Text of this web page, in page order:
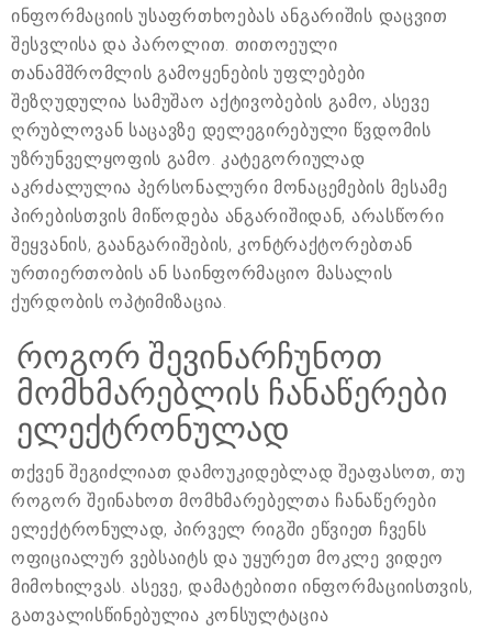
ინფორმაციის უსაფრთხოებას ანგარიშის დაცვით
შესვლისა და პაროლით. თითოეული
თანამშრომლის გამოყენების უფლებები
შეზღუდულია სამუშაო აქტივობების გამო, ასევე
ღრუბლოვან საცავზე დელეგირებული წვდომის
უზრუნველყოფის გამო. კატეგორიულად
აკრძალულია პერსონალური მონაცემების მესამე
პირებისთვის მიწოდება ანგარიშიდან, არასწორი
შეყვანის, გაანგარიშების, კონტრაქტორებთან
ურთიერთობის ან საინფორმაციო მასალის
ქურდობის ოპტიმიზაცია.
როგორ შევინარჩუნოთ
მომხმარებლის ჩანაწერები
ელექტრონულად
თქვენ შეგიძლიათ დამოუკიდებლად შეაფასოთ, თუ
როგორ შეინახოთ მომხმარებელთა ჩანაწერები
ელექტრონულად, პირველ რიგში ეწვიეთ ჩვენს
ოფიციალურ ვებსაიტს და უყურეთ მოკლე ვიდეო
მიმოხილვას. ასევე, დამატებითი ინფორმაციისთვის,
გათვალისწინებულია კონსულტაცია